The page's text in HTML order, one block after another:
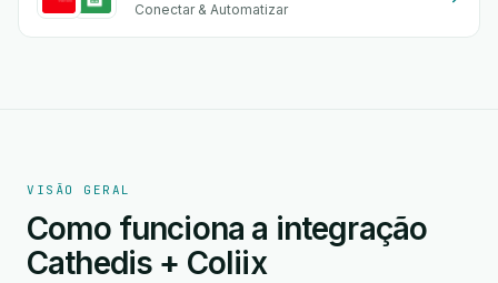
Conectar & Automatizar
VISÃO GERAL
Como funciona a integração
Cathedis + Coliix